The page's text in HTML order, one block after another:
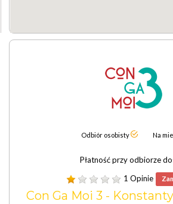
Odbiór osobisty Na
Płatność przy odbiorze
1 Opinie
Con Ga Moi 3 -